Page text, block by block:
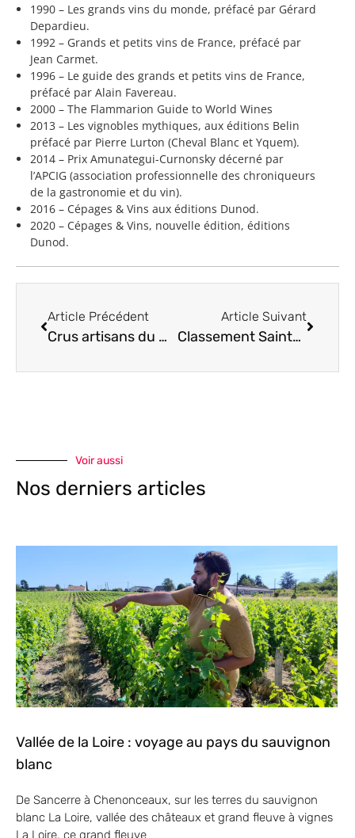
1990 – Les grands vins du monde, préfacé par Gérard
Depardieu.
1992 – Grands et petits vins de France, préfacé par
Jean Carmet.
1996 – Le guide des grands et petits vins de France,
préfacé par Alain Favereau.
2000 – The Flammarion Guide to World Wines
2013 – Les vignobles mythiques, aux éditions Belin
préfacé par Pierre Lurton (Cheval Blanc et Yquem).
2014 – Prix Amunategui-Curnonsky décerné par
l’APCIG (association professionnelle des chroniqueurs
de la gastronomie et du vin).
2016 – Cépages & Vins aux éditions Dunod.
2020 – Cépages & Vins, nouvelle édition, éditions
Dunod.
Article Précédent
Crus artisans du Médoc 2023, nouveau classement
Article Suivant
Classement Saint-Emilion 2022
Voir aussi
Nos derniers articles
Vallée de la Loire : voyage au pays du sauvignon
blanc
De Sancerre à Chenonceaux, sur les terres du sauvignon
blanc La Loire, vallée des châteaux et grand fleuve à vignes
La Loire, ce grand fleuve